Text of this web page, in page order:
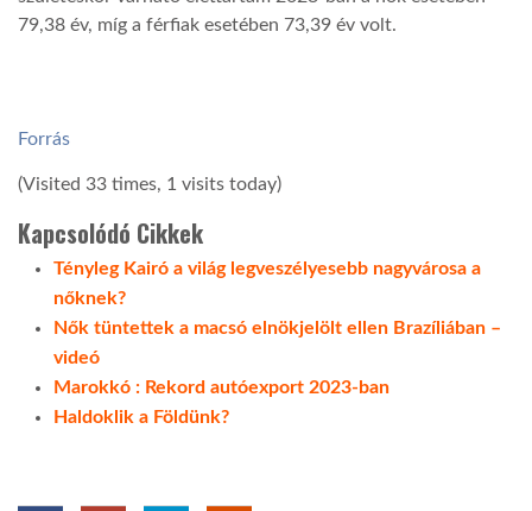
79,38 év, míg a férfiak esetében 73,39 év volt.
Forrás
(Visited 33 times, 1 visits today)
Kapcsolódó Cikkek
Tényleg Kairó a világ legveszélyesebb nagyvárosa a
nőknek?
Nők tüntettek a macsó elnökjelölt ellen Brazíliában –
videó
Marokkó : Rekord autóexport 2023-ban
Haldoklik a Földünk?